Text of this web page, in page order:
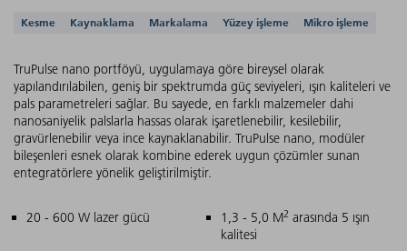
Desteklenen uygulamalar
Kesme Kaynaklama Markalama Yüzey işleme Mikro işleme
TruPulse nano portföyü, uygulamaya göre bireysel olarak
yapılandırılabilen, geniş bir spektrumda güç seviyeleri, ışın kaliteleri ve
pals parametreleri sağlar. Bu sayede, en farklı malzemeler dahi
nanosaniyelik palslarla hassas olarak işaretlenebilir, kesilebilir,
gravürlenebilir veya ince kaynaklanabilir. TruPulse nano, modüler
bileşenleri esnek olarak kombine ederek uygun çözümler sunan
entegratörlere yönelik geliştirilmiştir.
Ana özellikler
20 - 600 W lazer gücü 1,3 - 5,0 M2 arasında 5 ışın
kalitesi